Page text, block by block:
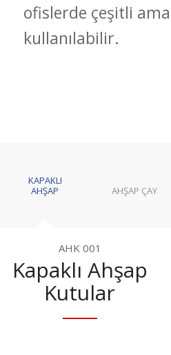
ofislerde çeşitli
kullanılabilir.
KAPAKLI
AHŞAP
AHŞAP ÇAY
AHK 001
Kapaklı Ahşap
Kutular